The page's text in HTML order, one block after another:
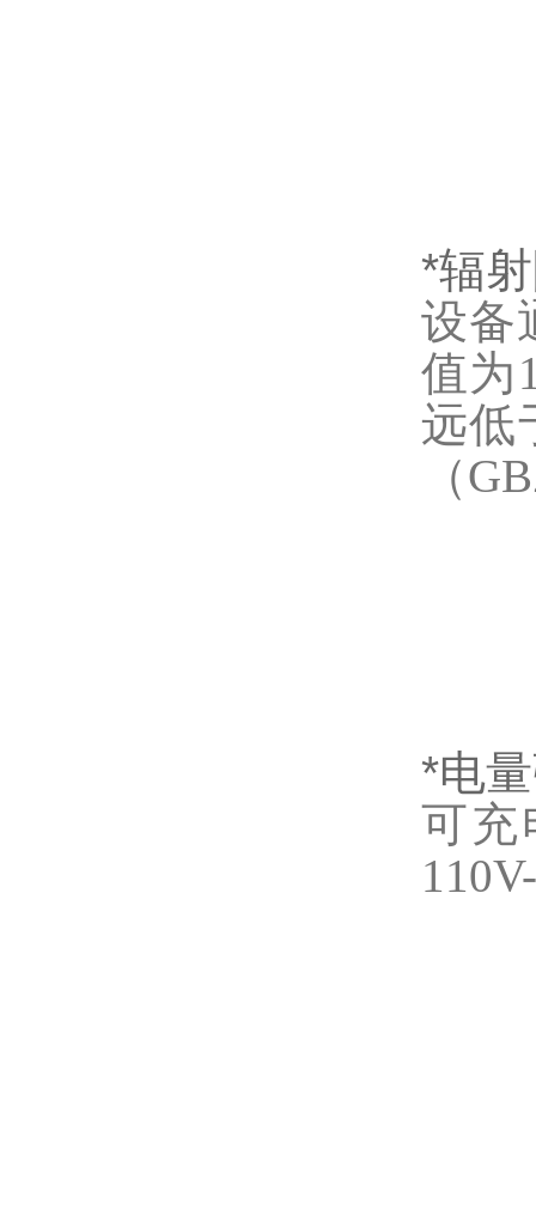
*辐
设备
值为
远低
（
*电
可充